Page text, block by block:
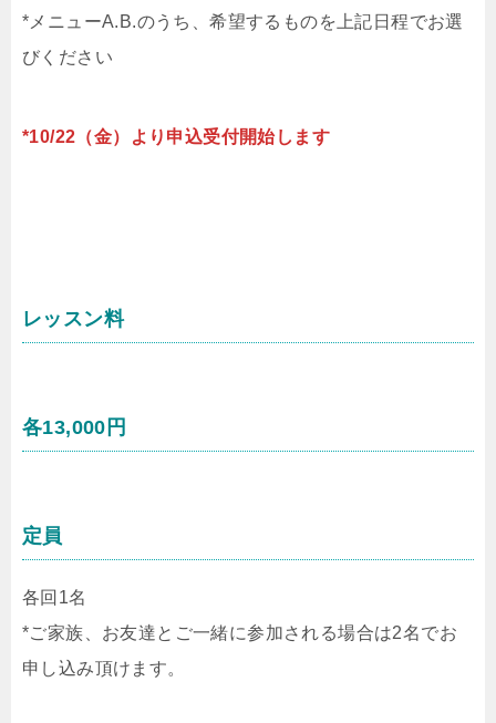
*メニューA.B.のうち、希望するものを上記日程でお選
びください
*10/22（金）より申込受付開始します
レッスン料
各13,000円
定員
各回1名
*ご家族、お友達とご一緒に参加される場合は2名でお
申し込み頂けます。